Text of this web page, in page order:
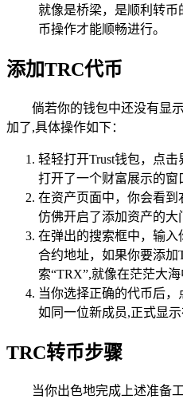
就像是桥梁，是顺利转
币操作才能顺畅进行。
添加TRC代币
倘若你的钱包中还没有显
加了,具体操作如下：
轻轻打开Trust钱包，点
打开了一个财富展示的窗
在资产页面中，你会看到
仿佛开启了添加资产的大
在弹出的搜索框中，输
合约地址，如果你要添
索“TRX”,就像在茫茫大海
当你选择正确的代币后
如同一位新成员,正式显示
TRC转币步骤
当你出色地完成上述准备